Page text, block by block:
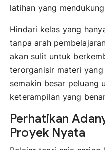
latihan yang
Hindari kelas yang
tanpa arah
akan sulit untuk
terorganisir materi
semakin besar peluang
keterampilan yang
Perhatikan
Proyek Nyata